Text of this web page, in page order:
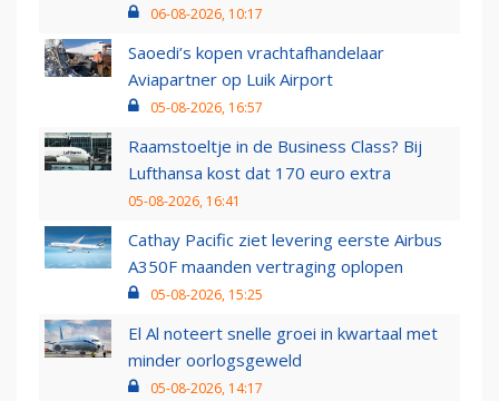
06-08-2026, 10:17
Saoedi’s kopen vrachtafhandelaar
Aviapartner op Luik Airport
05-08-2026, 16:57
Raamstoeltje in de Business Class? Bij
Lufthansa kost dat 170 euro extra
05-08-2026, 16:41
Cathay Pacific ziet levering eerste Airbus
A350F maanden vertraging oplopen
05-08-2026, 15:25
El Al noteert snelle groei in kwartaal met
minder oorlogsgeweld
05-08-2026, 14:17